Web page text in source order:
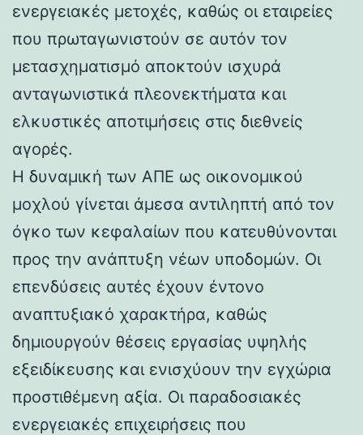
ενεργειακές μετοχές, καθώς οι εταιρείες
που πρωταγωνιστούν σε αυτόν τον
μετασχηματισμό αποκτούν ισχυρά
ανταγωνιστικά πλεονεκτήματα και
ελκυστικές αποτιμήσεις στις διεθνείς
αγορές.
Η δυναμική των ΑΠΕ ως οικονομικού
μοχλού γίνεται άμεσα αντιληπτή από τον
όγκο των κεφαλαίων που κατευθύνονται
προς την ανάπτυξη νέων υποδομών. Οι
επενδύσεις αυτές έχουν έντονο
αναπτυξιακό χαρακτήρα, καθώς
δημιουργούν θέσεις εργασίας υψηλής
εξειδίκευσης και ενισχύουν την εγχώρια
προστιθέμενη αξία. Οι παραδοσιακές
ενεργειακές επιχειρήσεις που